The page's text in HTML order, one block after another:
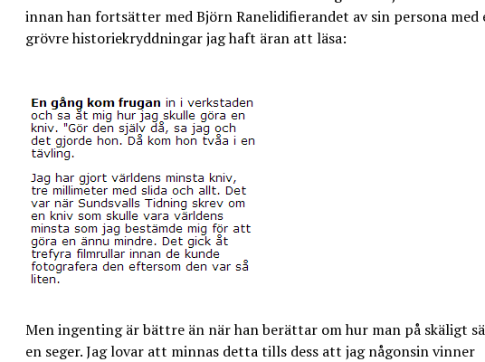
innan han fortsätter med Björn Ranelidifierandet av sin persona med
grövre historiekryddningar jag haft äran att läsa:
Men ingenting är bättre än när han berättar om hur man på skäligt
en seger. Jag lovar att minnas detta tills dess att jag någonsin vinner